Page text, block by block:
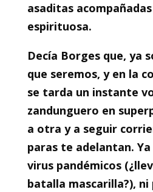
asaditas
espirituosa.
Decía Borges que, ya
que seremos, y en la
se tarda un instante
zandunguero en
a otra y a seguir
paras te adelantan.
virus pandémicos
batalla mascarilla?), ni